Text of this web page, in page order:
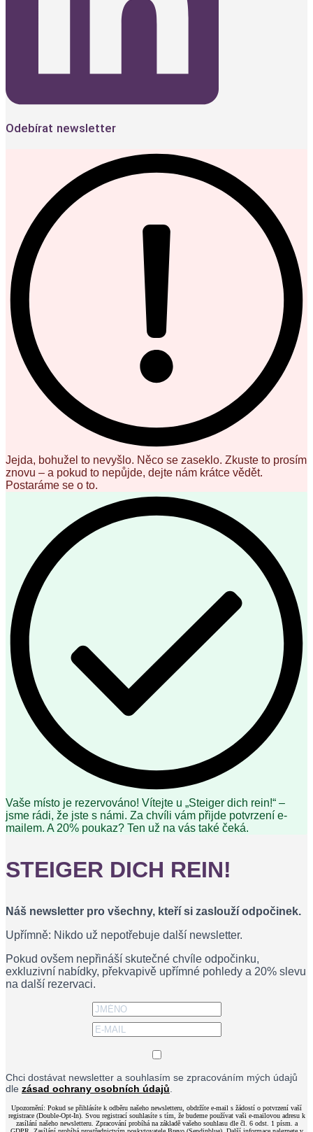
Odebírat newsletter
Jejda, bohužel to nevyšlo. Něco se zaseklo. Zkuste to prosím
znovu – a pokud to nepůjde, dejte nám krátce vědět.
Postaráme se o to.
Vaše místo je rezervováno! Vítejte u „Steiger dich rein!“ –
jsme rádi, že jste s námi. Za chvíli vám přijde potvrzení e-
mailem. A 20% poukaz? Ten už na vás také čeká.
STEIGER DICH REIN!
Náš newsletter pro všechny, kteří si zaslouží odpočinek.
Upřímně: Nikdo už nepotřebuje další newsletter.
Pokud ovšem nepřináší skutečné chvíle odpočinku,
exkluzivní nabídky, překvapivě upřímné pohledy a 20% slevu
na další rezervaci.
Chci dostávat newsletter a souhlasím se zpracováním mých údajů
dle zásad ochrany osobních údajů
Upozornění: Pokud se přihlásíte k odběru našeho newsletteru, obdržíte e-mail s žádostí o potvrzení vaší
registrace (Double-Opt-In). Svou registrací souhlasíte s tím, že budeme používat vaši e-mailovou adresu k
zasílání našeho newsletteru. Zpracování probíhá na základě vašeho souhlasu dle čl. 6 odst. 1 písm. a